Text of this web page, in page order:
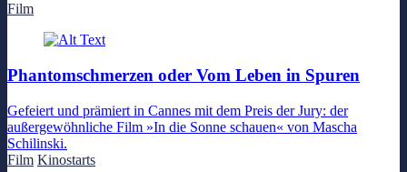
Film
Phantomschmerzen oder Vom Leben in Spuren
Gefeiert und prämiert in Cannes mit dem Preis der Jury: der
außergewöhnliche Film »In die Sonne schauen« von Mascha
Schilinski.
Film Kinostarts